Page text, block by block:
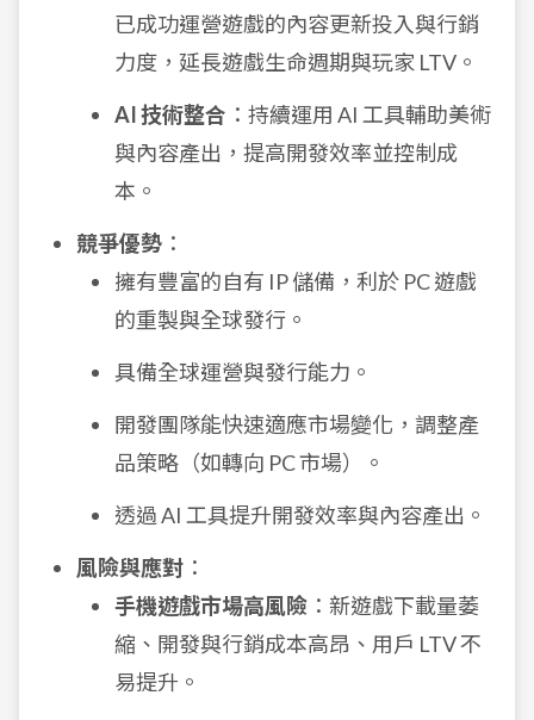
已成功運營遊戲的內容更新投入與行銷
力度，延長遊戲生命週期與玩家 LTV。
AI 技術整合 ：持續運用 AI 工具輔助美術
與內容產出，提高開發效率並控制成
本。
競爭優勢 ：
擁有豐富的自有 IP 儲備，利於 PC 遊戲
的重製與全球發行。
具備全球運營與發行能力。
開發團隊能快速適應市場變化，調整產
品策略（如轉向 PC 市場）。
透過 AI 工具提升開發效率與內容產出。
風險與應對 ：
手機遊戲市場高風險 ：新遊戲下載量萎
縮、開發與行銷成本高昂、用戶 LTV 不
易提升。